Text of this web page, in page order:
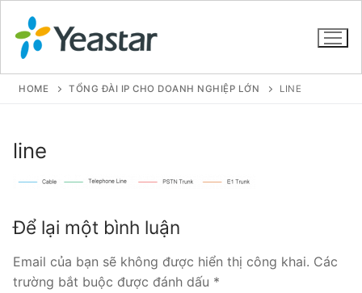
GIỚI THIỆU
SẢN PHẨM
Tổng đài VoIP Yeastar S20
HOME TỔNG ĐÀI IP CHO DOANH NGHIỆP LỚN LINE
line
Để lại một bình luận
Email của bạn sẽ không được hiển thị công khai. Các
trường bắt buộc được đánh dấu *